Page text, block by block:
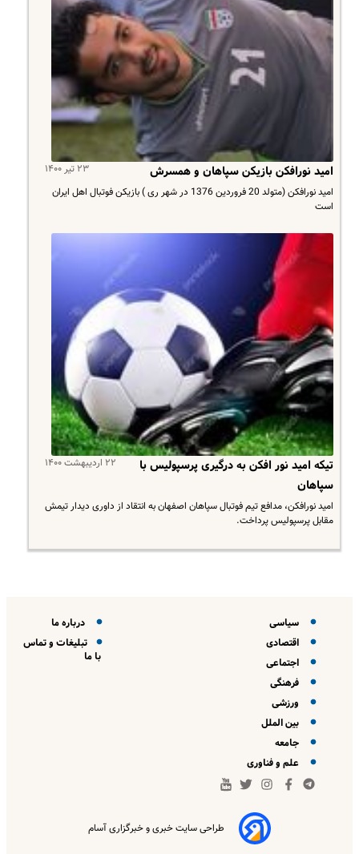
۲۳ تیر ۱۴۰۰ امید نورافکن بازیکن سپاهان و همسرش
امید نورافکن (متولد 20 فروردین 1376 در شهر ری ) بازیکن فوتبال اهل ایران
است
۲۲ اردیبهشت ۱۴۰۰
تیکه امید نور افکن به درگیری پرسپولیس با
سپاهان
امید نورافکن، مدافع تیم فوتبال سپاهان اصفهان به انتقاد از داوری دیدار تیمش
مقابل پرسپولیس پرداخت.
سیاسی
اقتصادی
اجتماعی
فرهنگی
ورزشی
بین الملل
جامعه
علم و فناوری
درباره ما
تبلیغات و تماس
با ما
طراحی سایت خبری و خبرگزاری آسام